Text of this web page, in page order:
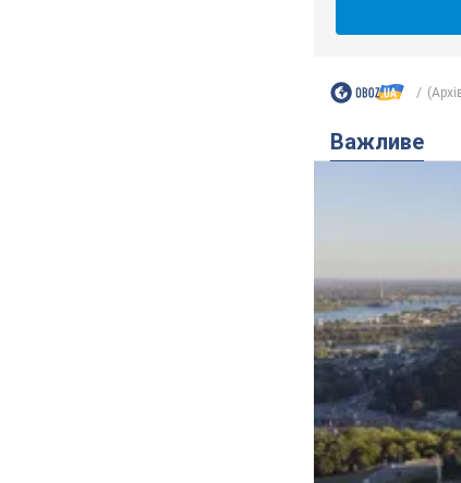
Важливе